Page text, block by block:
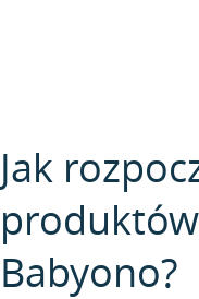
Jak
Babyono?